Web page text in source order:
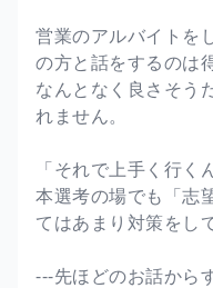
営業のアルバイトを
の方と話をするのは
なんとなく良さそう
れません。
「それで上手く行く
本選考の場でも「志
てはあまり対策をし
---先ほどのお話から